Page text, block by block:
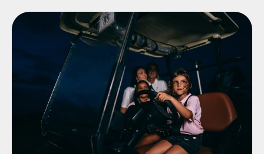
AVONTUREN
BELEVEN
KINDEREN
AMSTERDAM